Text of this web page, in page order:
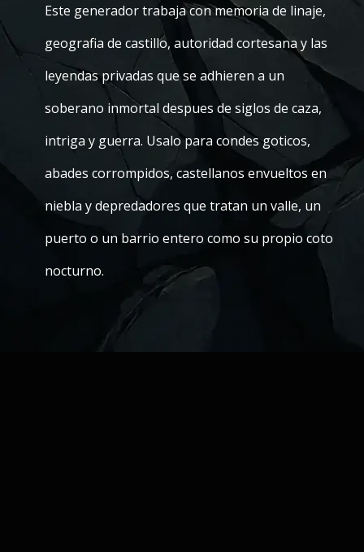
Este generador trabaja con memoria de linaje,
geografia de castillo, autoridad cortesana y las
leyendas privadas que se adhieren a un
soberano inmortal despues de siglos de caza,
intriga y guerra. Usalo para condes goticos,
abades corrompidos, castellanos envueltos en
niebla y depredadores que tratan un valle, un
puerto o un barrio entero como su propio coto
nocturno.